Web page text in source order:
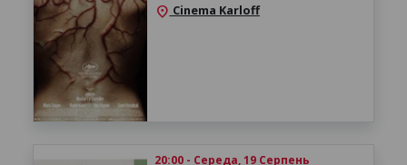
location_on Cinema Karloff
20:00 - Середа, 19 Серпень